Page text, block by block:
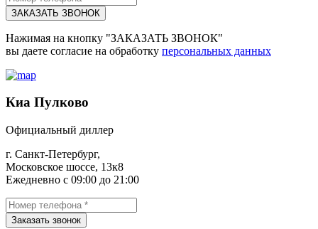
ЗАКАЗАТЬ ЗВОНОК
Нажимая на кнопку "ЗАКАЗАТЬ ЗВОНОК"
вы даете согласие на обработку персональных данных
Киа Пулково
Официальный диллер
г. Санкт-Петербург,
Московское шоссе, 13к8
Ежедневно с 09:00 до 21:00
Заказать звонок